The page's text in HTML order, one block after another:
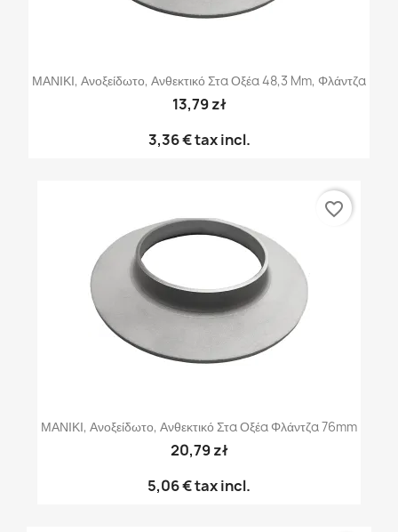
ΜΑΝΙΚΙ, Ανοξείδωτο, Ανθεκτικό Στα Οξέα 48,3 Mm, Φλάντζα
13,79 zł
3,36 €tax incl.
ΜΑΝΙΚΙ, Ανοξείδωτο, Ανθεκτικό Στα Οξέα Φλάντζα 76mm
20,79 zł
5,06 €tax incl.
favorite_border